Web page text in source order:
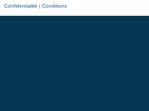
Confidentialité | Conditions